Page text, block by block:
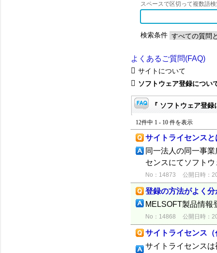
スペースで区切って複数語
検索条件
よくあるご質問(FAQ)
サイトについて
ソフトウェア登録につい
『 ソフトウェア登
12件中 1 - 10 件を表示
サイトライセンス
同一法人の同一事
センスにてソフト
No：14873 公開日時：
登録の方法がよく
MELSOFT製品情
No：14868 公開日時：
サイトライセンス
サイトライセンス